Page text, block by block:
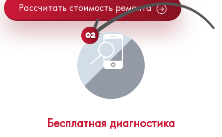
Рассчитать стоимость ремонта
02
Бесплатная диагностика